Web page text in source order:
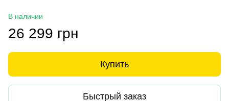
В наличии
26 299 грн
Купить
Быстрый заказ